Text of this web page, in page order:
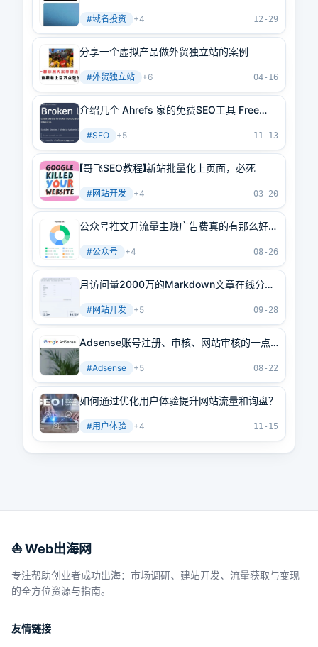
#域名投资 +4 12-29
分享一个虚拟产品做外贸独立站的案例
#外贸独立站 +6 04-16
介绍几个 Ahrefs 家的免费SEO工具 Free
#SEO +5 11-13
【哥飞SEO教程】新站批量化上页面，必死
#网站开发 +4 03-20
公众号推文开流量主赚广告费真的有那么好赚
#公众号 +4 08-26
月访问量2000万的Markdown文章在线分享
#网站开发 +5 09-28
Adsense账号注册、审核、网站审核的一点
#Adsense +5 08-22
如何通过优化用户体验提升网站流量和询盘？
#用户体验 +4 11-15
⛵️ Web出海网
专注帮助创业者成功出海：市场调研、建站开发、流量获取与变现
的全方位资源与指南。
友情链接